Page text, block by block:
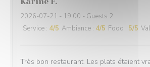
2026-07-21 - 19:00 - Guests 2
Service : 4/5 Ambiance : 4/5 Food : 5/5
Très bon restaurant. Les plats étaient